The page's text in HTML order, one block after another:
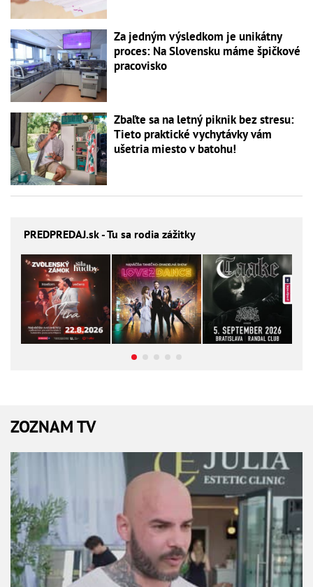
Za jedným výsledkom je unikátny
proces: Na Slovensku máme špičkové
pracovisko
Zbaľte sa na letný piknik bez stresu:
Tieto praktické vychytávky vám
ušetria miesto v batohu!
PREDPREDAJ.sk - Tu sa rodia zážitky
ZOZNAM TV